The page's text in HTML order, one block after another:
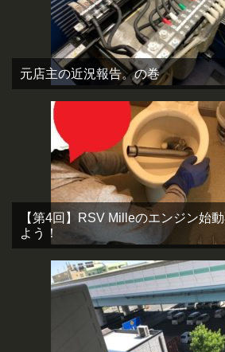
元店主の近況報告。の巻
【第4回】RSV Milleのエンジン始
よう！